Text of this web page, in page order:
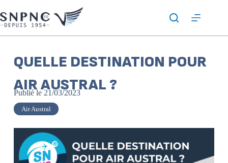
QUELLE DESTINATION POUR
AIR AUSTRAL ?
Publié le 21/03/2023
Air Austral